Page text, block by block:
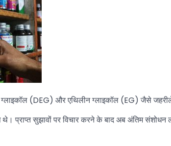
(DEG) और एथिलीन ग्लाइकॉल (EG) जैसे जहरीले
प्राप्त सुझावों पर विचार करने के बाद अब अंतिम संशोधन